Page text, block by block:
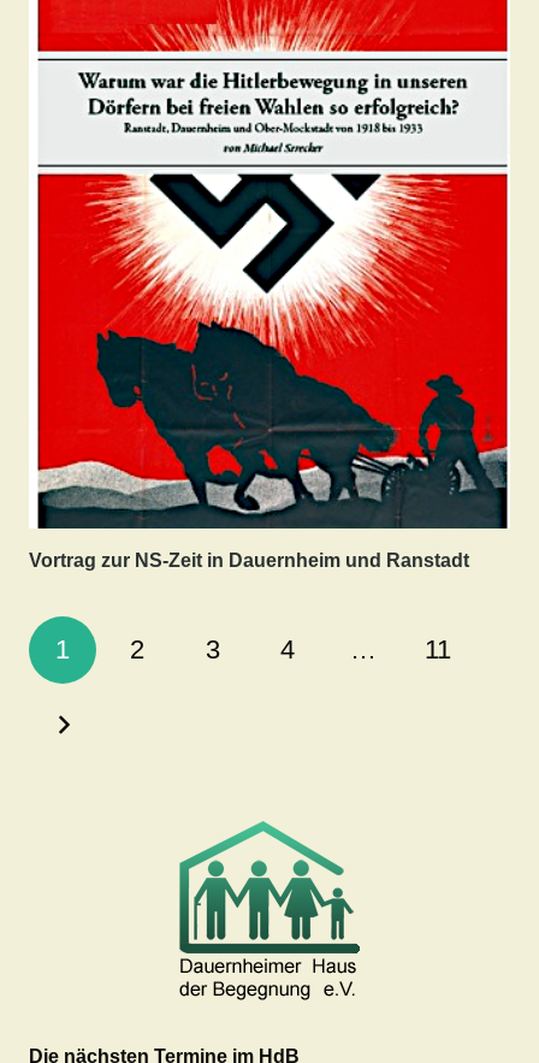
Vortrag zur NS-Zeit in Dauernheim und Ranstadt
1 2 3 4 … 11
Die nächsten Termine im HdB